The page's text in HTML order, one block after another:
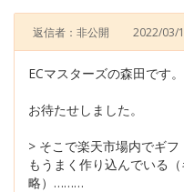
返信者：非公開 2022/03/
ECマスターズの森田です。
お待たせしました。
> そこで楽天市場内でギ
もうまく作り込んでいる
略）………